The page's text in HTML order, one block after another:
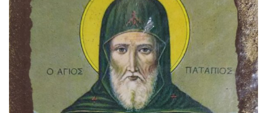
Προσθήκη
στα
αγαπημένα